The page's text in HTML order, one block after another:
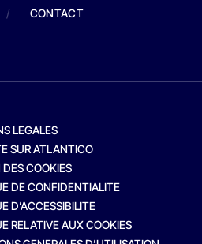
/ CONTACT
LEGALES
SUR ATLANTICO
COOKIES
DE CONFIDENTIALITE
D’ACCESSIBILITE
RELATIVE AUX COOKIES